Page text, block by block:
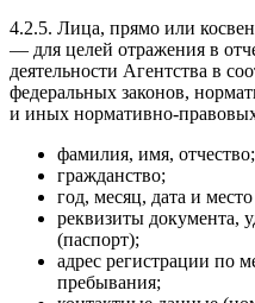
4.2.5. Лица, прямо или
— для целей отражения в
деятельности Агентства в
федеральных законов,
и иных нормативно-
фамилия, имя, отчество;
гражданство;
год, месяц, дата и
реквизиты документа,
(паспорт);
адрес регистрации по
пребывания;